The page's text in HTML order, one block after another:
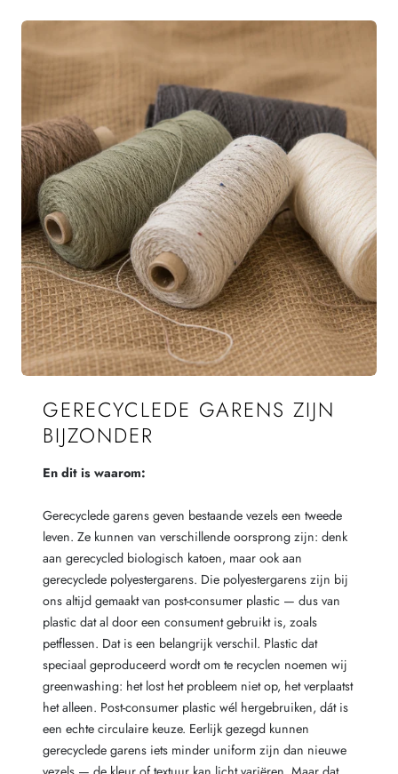
GERECYCLEDE GARENS ZIJN
BIJZONDER
En dit is waarom:
Gerecyclede garens geven bestaande vezels een tweede
leven. Ze kunnen van verschillende oorsprong zijn: denk
aan gerecycled biologisch katoen, maar ook aan
gerecyclede polyestergarens. Die polyestergarens zijn bij
ons altijd gemaakt van post-consumer plastic — dus van
plastic dat al door een consument gebruikt is, zoals
petflessen. Dat is een belangrijk verschil. Plastic dat
speciaal geproduceerd wordt om te recyclen noemen wij
greenwashing: het lost het probleem niet op, het verplaatst
het alleen. Post-consumer plastic wél hergebruiken, dát is
een echte circulaire keuze. Eerlijk gezegd kunnen
gerecyclede garens iets minder uniform zijn dan nieuwe